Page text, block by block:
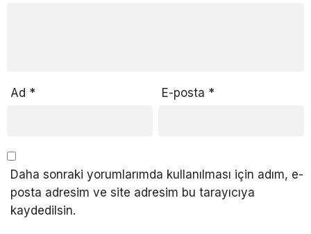
Ad * E-posta *
Daha sonraki yorumlarımda kullanılması için adım, e-
posta adresim ve site adresim bu tarayıcıya
kaydedilsin.